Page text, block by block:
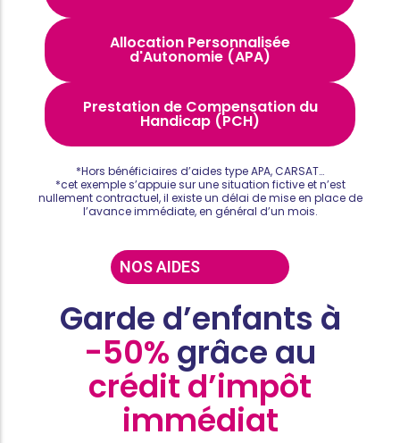
Allocation Personnalisée
d'Autonomie (APA)
Prestation de Compensation du
Handicap (PCH)
*Hors bénéficiaires d’aides type APA, CARSAT…
*cet exemple s’appuie sur une situation fictive et n’est
nullement contractuel, il existe un délai de mise en place de
l’avance immédiate, en général d’un mois.
NOS AIDES
Garde d’enfants à
-50% grâce au
crédit d’impôt
immédiat